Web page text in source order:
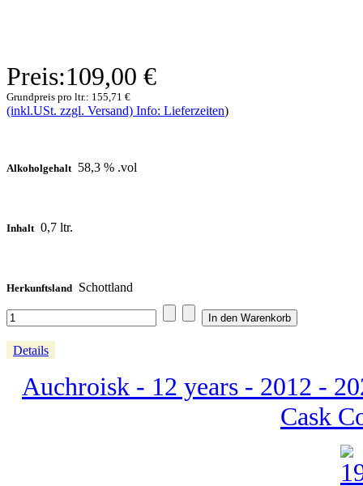
Preis:109,00 €
Grundpreis pro ltr.: 155,71 €
(inkl.USt. zzgl. Versand) Info: Lieferzeiten)
Alkoholgehalt 58,3 % .vol
Inhalt 0,7 ltr.
Herkunftsland Schottland
Details
Auchroisk - 12 years - 2012 -
Cask